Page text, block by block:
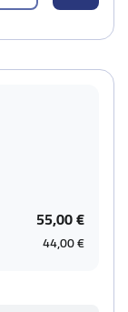
55,00 €
44,00 €